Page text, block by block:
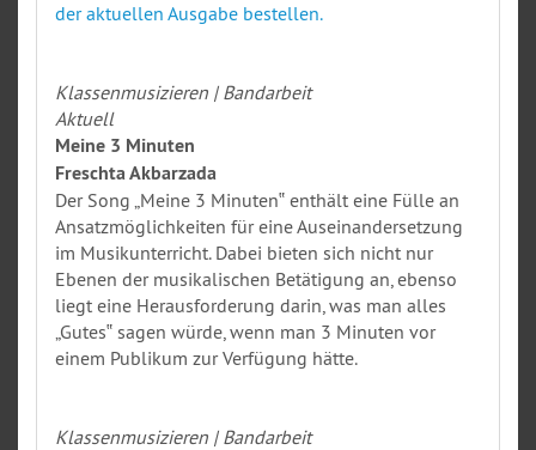
der aktuellen Ausgabe bestellen.
Klassenmusizieren | Bandarbeit
Aktuell
Meine 3 Minuten
Freschta Akbarzada
Der Song „Meine 3 Minuten‟ enthält eine Fülle an
Ansatzmöglichkeiten für eine Auseinandersetzung
im Musikunterricht. Dabei bieten sich nicht nur
Ebenen der musikalischen Betätigung an, ebenso
liegt eine Herausforderung darin, was man alles
„Gutes‟ sagen würde, wenn man 3 Minuten vor
einem Publikum zur Verfügung hätte.
Klassenmusizieren | Bandarbeit